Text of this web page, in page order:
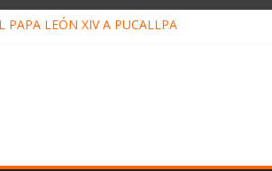
LEÓN XIV A PUCALLPA